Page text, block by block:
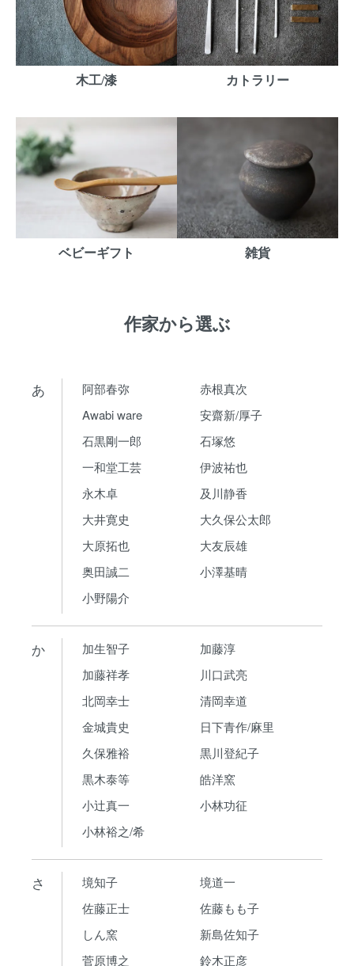
木工/漆 カトラリー
ベビーギフト 雑貨
作家から選ぶ
あ 阿部春弥
赤根真次
Awabi ware
安齋新/厚子
石黒剛一郎
石塚悠
一和堂工芸
伊波祐也
永木卓
及川静香
大井寛史
大久保公太郎
大原拓也
大友辰雄
奥田誠二
小澤基晴
小野陽介
か 加生智子
加藤淳
加藤祥孝
川口武亮
北岡幸士
清岡幸道
金城貴史
日下青作/麻里
久保雅裕
黒川登紀子
黒木泰等
皓洋窯
小辻真一
小林功征
小林裕之/希
さ 境知子
境道一
佐藤正士
佐藤もも子
しん窯
新島佐知子
菅原博之
鈴木正彦